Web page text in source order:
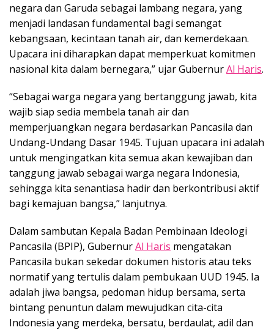
negara dan Garuda sebagai lambang negara, yang
menjadi landasan fundamental bagi semangat
kebangsaan, kecintaan tanah air, dan kemerdekaan.
Upacara ini diharapkan dapat memperkuat komitmen
nasional kita dalam bernegara,” ujar GubernurAl Haris.
“Sebagai warga negara yang bertanggung jawab, kita
wajib siap sedia membela tanah air dan
memperjuangkan negara berdasarkan Pancasila dan
Undang-Undang Dasar 1945. Tujuan upacara ini adalah
untuk mengingatkan kita semua akan kewajiban dan
tanggung jawab sebagai warga negara Indonesia,
sehingga kita senantiasa hadir dan berkontribusi aktif
bagi kemajuan bangsa,” lanjutnya.
Dalam sambutan Kepala Badan Pembinaan Ideologi
Pancasila (BPIP), GubernurAl Haris mengatakan
Pancasila bukan sekedar dokumen historis atau teks
normatif yang tertulis dalam pembukaan UUD 1945. Ia
adalah jiwa bangsa, pedoman hidup bersama, serta
bintang penuntun dalam mewujudkan cita-cita
Indonesia yang merdeka, bersatu, berdaulat, adil dan